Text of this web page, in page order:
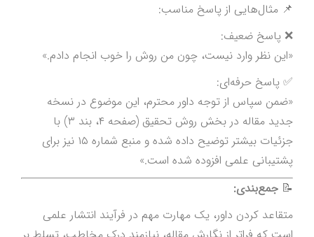
📌 مثال‌هایی از پاسخ مناسب:
❌ پاسخ ضعیف:
«این نظر وارد نیست، چون من روش را خوب انجام دادم.»
✅ پاسخ حرفه‌ای:
«ضمن سپاس از توجه داور محترم، این موضوع در نسخه
جدید مقاله در بخش روش تحقیق (صفحه ۴، بند ۳) با
جزئیات بیشتر توضیح داده شده و منبع شماره ۱۵ نیز برای
پشتیبانی علمی افزوده شده است.»
📝 جمع‌بندی:
متقاعد کردن داور، یک مهارت مهم در فرآیند انتشار علمی